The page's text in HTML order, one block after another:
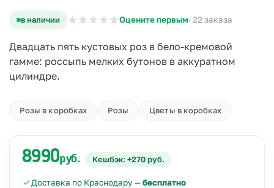
в наличии Оцените первым· 22 заказа
Двадцать пять кустовых роз в бело-кремовой
гамме: россыпь мелких бутонов в аккуратном
цилиндре.
Розы в коробках Розы Цветы в коробках
8990руб. Кешбэк: +270 руб.
Доставка по Краснодару —бесплатно